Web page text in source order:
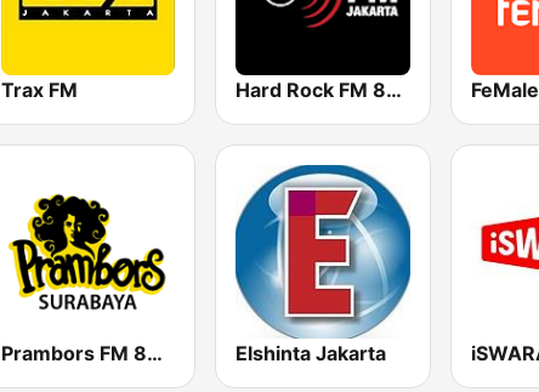
Trax FM Hard Rock FM 87.6 - Jakarta
Prambors FM 89.3 Surabaya Elshinta Jakarta